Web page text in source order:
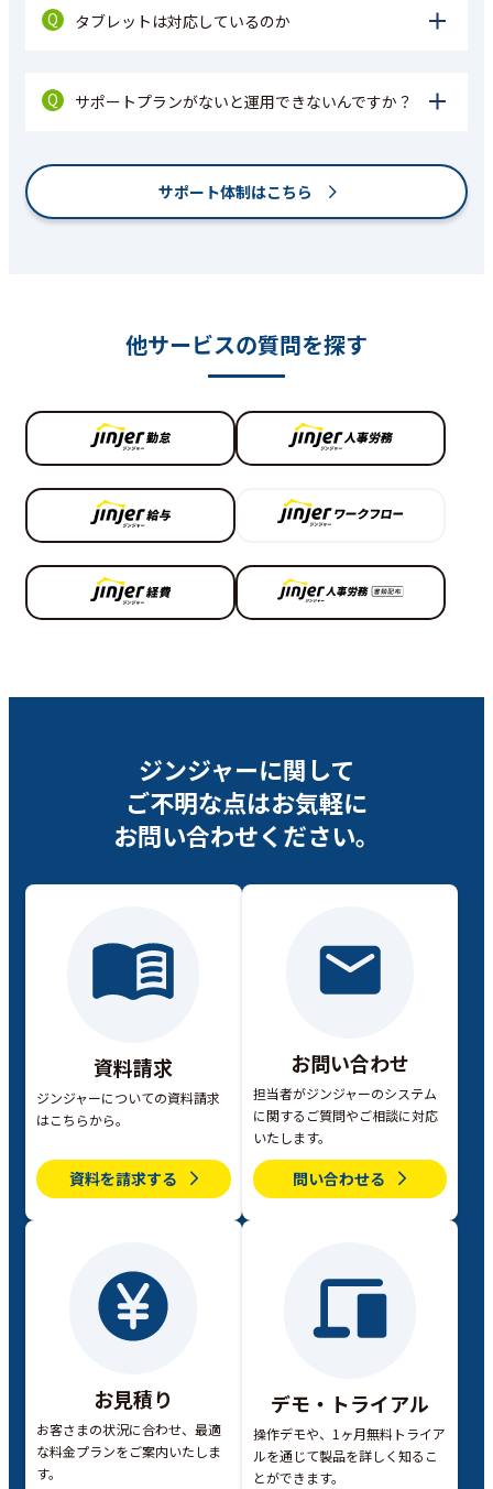
Q タブレットは対応しているのか
Q サポートプランがないと運用できないんですか？
サポート体制はこちら
他サービスの質問を探す
ジンジャーに関して
ご不明な点はお気軽に
お問い合わせください。
資料請求
ジンジャーについての資料請求
はこちらから。
資料を請求する
お問い合わせ
担当者がジンジャーのシステム
に関するご質問やご相談に対応
いたします。
問い合わせる
お見積り
お客さまの状況に合わせ、最適
な料金プランをご案内いたしま
す。
デモ・トライアル
操作デモや、1ヶ月無料トライア
ルを通じて製品を詳しく知るこ
とができます。